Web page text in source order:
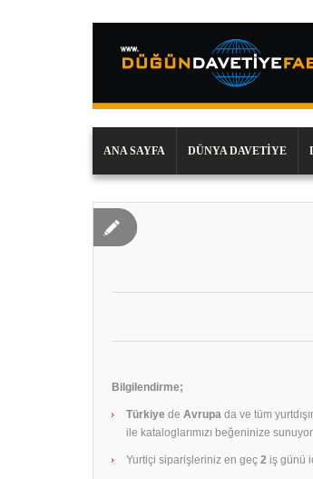
ANA SAYFA DÜNYA DAVETIYE
Bilgilendirme;
Türkiye de Avrupa da ve tüm
ile kataloglarımızı beğeninize
Yurtiçi siparişleriniz en geç 2 iş günü